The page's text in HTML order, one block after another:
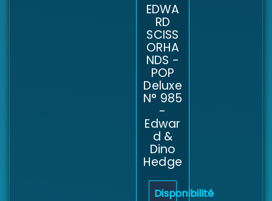
EDWA
RD
SCISS
ORHA
NDS -
POP
Deluxe
N° 985
-
Edwar
d &
Dino
Hedge
Disponibilité